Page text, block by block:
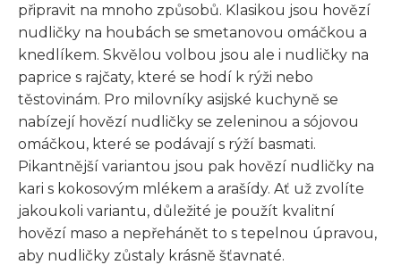
připravit na mnoho způsobů. Klasikou jsou hovězí
nudličky na houbách se smetanovou omáčkou a
knedlíkem. Skvělou volbou jsou ale i nudličky na
paprice s rajčaty, které se hodí k rýži nebo
těstovinám. Pro milovníky asijské kuchyně se
nabízejí hovězí nudličky se zeleninou a sójovou
omáčkou, které se podávají s rýží basmati.
Pikantnější variantou jsou pak hovězí nudličky na
kari s kokosovým mlékem a arašídy. Ať už zvolíte
jakoukoli variantu, důležité je použít kvalitní
hovězí maso a nepřehánět to s tepelnou úpravou,
aby nudličky zůstaly krásně šťavnaté.